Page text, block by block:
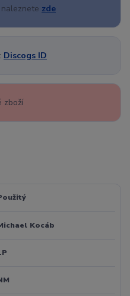
naleznete zde
Discogs ID
zboží
Kocáb